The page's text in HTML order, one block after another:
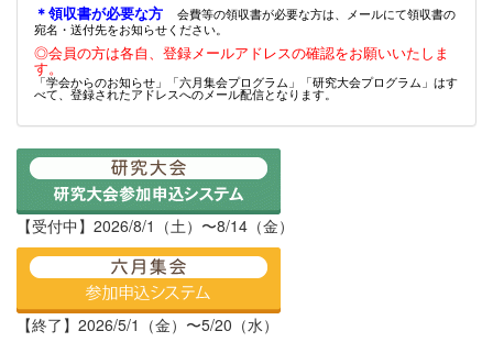
＊領収書が必要な方
会費等の領収書が必要な方は、メールにて領収書の
宛名・送付先をお知らせください。
◎会員の方は各自、登録メールアドレスの確認をお願いいたしま
す。
「学会からのお知らせ」「六月集会プログラム」「研究大会プログラム」はす
べて、登録されたアドレスへのメール配信となります。
【受付中】2026/8/1（土）〜8/14（金）
【終了】2026/5/1（金）〜5/20（水）